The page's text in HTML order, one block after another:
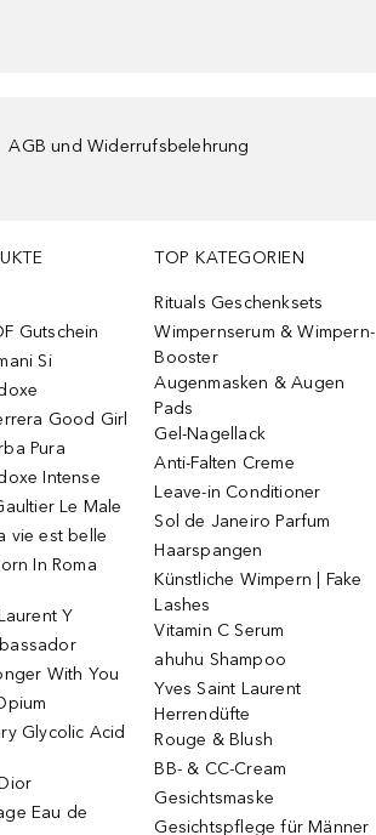
AGB und Widerrufsbelehrung
Gutschein
Si
Good Girl
Pura
Intense
Le Male
vie est belle
In Roma
Y
With You
Glycolic Acid
Eau de
TOP KATEGORIEN
Rituals Geschenksets
Wimpernserum & Wimpern-
Booster
Augenmasken & Augen
Pads
Gel-Nagellack
Anti-Falten Creme
Leave-in Conditioner
Sol de Janeiro Parfum
Haarspangen
Künstliche Wimpern | Fake
Lashes
Vitamin C Serum
ahuhu Shampoo
Yves Saint Laurent
Herrendüfte
Rouge & Blush
BB- & CC-Cream
Gesichtsmaske
Gesichtspflege für Männer